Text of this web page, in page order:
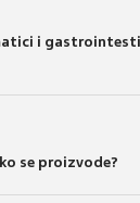
i
se proizvode?